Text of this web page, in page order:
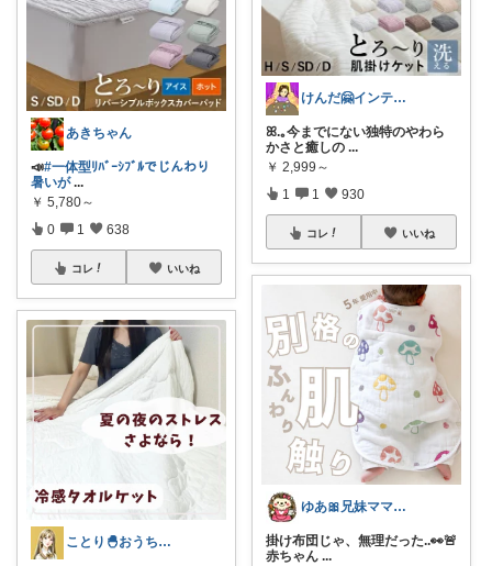
あきちゃん
📣#一体型ﾘﾊﾞｰｼﾌﾞﾙでじんわり
暑いが ...
￥ 5,780～
0 1 638
コレ いいね
ことり🐣おうち時間快適＆UV対策
けんだ🤗インテリア多め
ꕤ.｡今までにない独特のやわら
かさと癒しの ...
￥ 2,999～
1 1 930
コレ いいね
ゆあ🎀兄妹ママの育児と暮らし
掛け布団じゃ、無理だった..👀🚨
赤ちゃん ...